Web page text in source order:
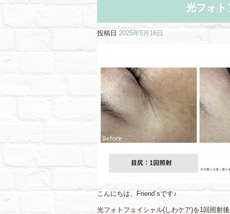
光フォ
投稿日 2025年5月16日
こんにちは、Friend´sです♪
光フォトフェイシャル(しわケア)を1回照射